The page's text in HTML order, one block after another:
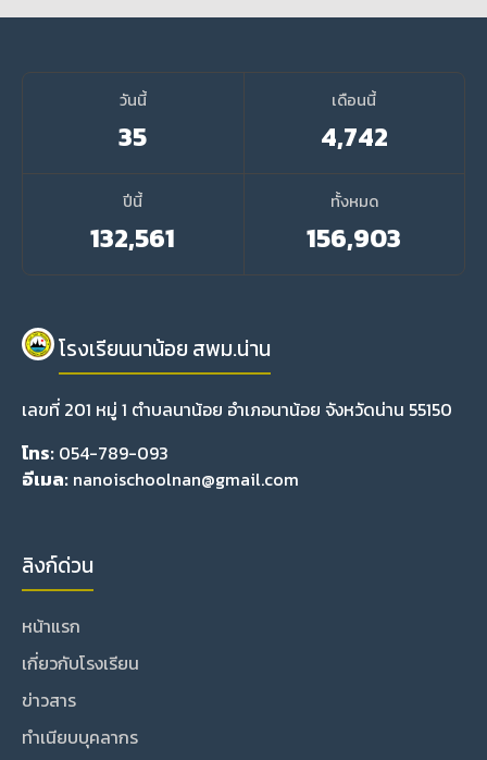
วันนี้
35
เดือนนี้
4,742
ปีนี้
132,561
ทั้งหมด
156,903
โรงเรียนนาน้อย สพม.น่าน
เลขที่ 201 หมู่ 1 ตำบลนาน้อย อำเภอนาน้อย จังหวัดน่าน 55150
โทร: 054-789-093
อีเมล: nanoischoolnan@gmail.com
ลิงก์ด่วน
หน้าแรก
เกี่ยวกับโรงเรียน
ข่าวสาร
ทำเนียบบุคลากร